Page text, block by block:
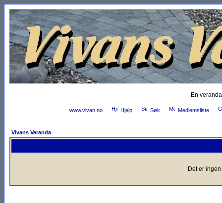
En
www.vivan.no Hjelp Søk Medlemsliste
Vivans Veranda
Det er